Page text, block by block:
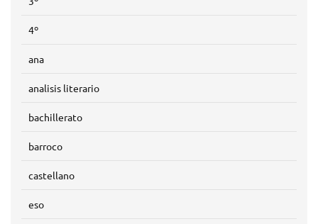
4º
ana
analisis literario
bachillerato
barroco
castellano
eso